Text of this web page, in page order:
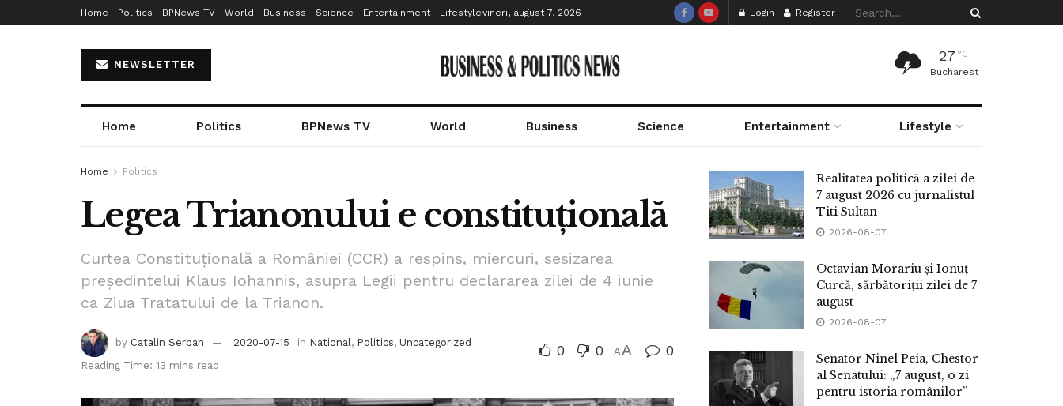
Home Politics BPNews TV World Business Science Entertainment Lifestylevineri, august 7, 2026 Login Register
NEWSLETTER
27 °C
Bucharest
Home Politics BPNews TV World Business Science Entertainment Lifestyle
Home Politics
Legea Trianonului e constituțională
Curtea Constituțională a României (CCR) a respins, miercuri, sesizarea
președintelui Klaus Iohannis, asupra Legii pentru declararea zilei de 4 iunie
ca Ziua Tratatului de la Trianon.
by Catalin Serban 2020-07-15 in National , Politics, Uncategorized
Reading Time: 13 mins read
0 0 AA 0
Realitatea politică a zilei de
7 august 2026 cu jurnalistul
Titi Sultan
2026-08-07
Octavian Morariu și Ionuț
Curcă, sărbătoriții zilei de 7
august
2026-08-07
Senator Ninel Peia, Chestor
al Senatului: „7 august, o zi
pentru istoria românilor”